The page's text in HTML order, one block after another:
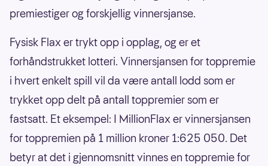
premiestiger og forskjellig vinnersjanse.
Fysisk Flax er trykt opp i opplag, og er et
forhåndstrukket lotteri. Vinnersjansen for toppremie
i hvert enkelt spill vil da være antall lodd som er
trykket opp delt på antall toppremier som er
fastsatt. Et eksempel: I MillionFlax er vinnersjansen
for toppremien på 1 million kroner 1:625 050. Det
betyr at det i gjennomsnitt vinnes en toppremie for